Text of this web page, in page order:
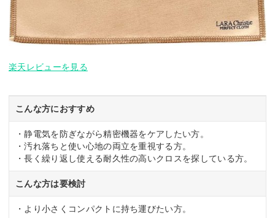
楽天レビューを見る
こんな方におすすめ
・静電気を防ぎながら精密機器をケアしたい方。
・汚れ落ちと使い心地の両立を重視する方。
・長く繰り返し使える耐久性の高いクロスを探している方。
こんな方は要検討
・より小さくコンパクトに持ち運びたい方。